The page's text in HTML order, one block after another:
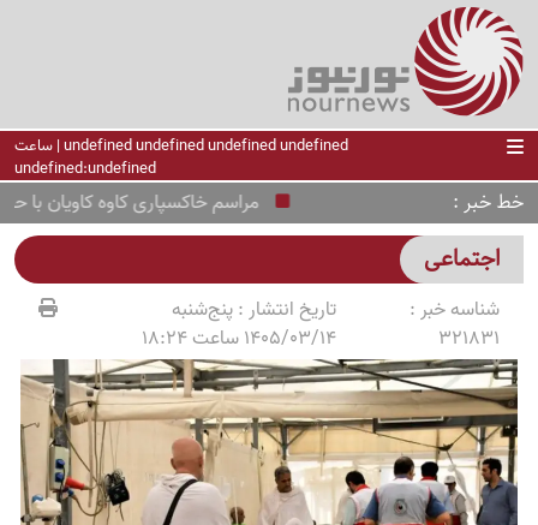
undefined undefined undefined undefined | ساعت
undefined:undefined
خط خبر مراسم خاکسپاری کاوه کاویان با
اجتماعی
شناسه خبر :
321831
تاریخ انتشار :پنج‌شنبه
1405/03/14 ساعت 18:24